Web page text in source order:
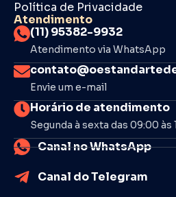
Política de Privacidade
Atendimento
(11) 95382-9932
Atendimento via WhatsApp
Envie um e-mail
Horário de atendimento
Segunda à sexta das 09:00 às
Canal no WhatsApp
Canal do Telegram